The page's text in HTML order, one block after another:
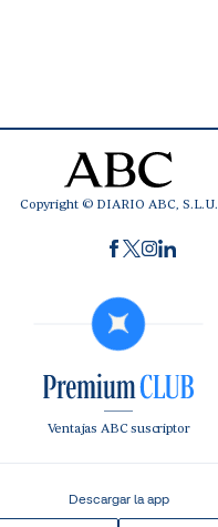
Copyright © DIARIO ABC, S.L.U.
Ventajas ABC suscriptor
Descargar la app